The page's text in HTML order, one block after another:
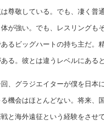
は尊敬している。でも、凄く普
が強い。でも、レスリングも
るビッグハートの持ち主だ。
る。彼とは違うレベルにある
、グラジエイターが僕を日本
機会はほとんどない。将来、
と海外遠征という経験をさせ